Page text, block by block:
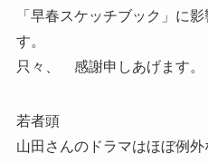
「早春スケッチブック」に
す。
只々、 感謝申しあげます。
若者頭
山田さんのドラマはほぼ例外